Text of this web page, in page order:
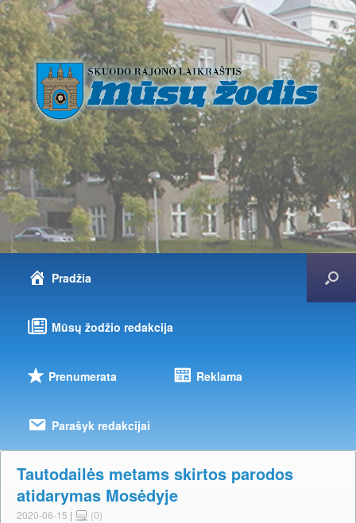
Pradžia
Mūsų žodžio redakcija
Prenumerata Reklama
Parašyk redakcijai
Tautodailės metams skirtos parodos
atidarymas Mosėdyje
2020-06-15 | (0)